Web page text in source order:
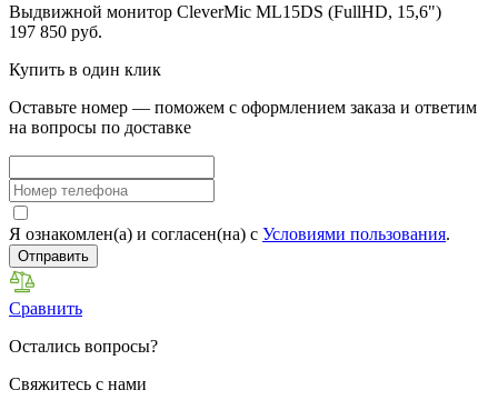
Выдвижной монитор CleverMic ML15DS (FullHD, 15,6")
197 850 руб.
Купить в один клик
Оставьте номер — поможем с оформлением заказа и ответим
на вопросы по доставке
Я ознакомлен(а) и согласен(на) с Условиями пользования.
Отправить
Сравнить
Остались вопросы?
Свяжитесь с нами